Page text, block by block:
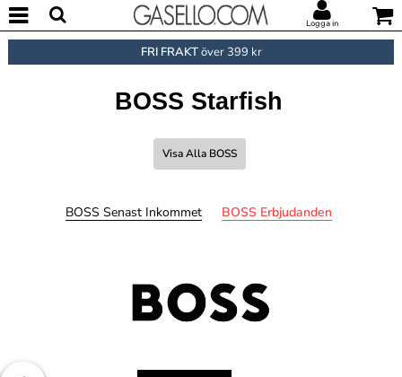
Logga in
FRI FRAKTöver 399 kr
BOSS Starfish
Visa Alla BOSS
BOSS Senast Inkommet BOSS Erbjudanden